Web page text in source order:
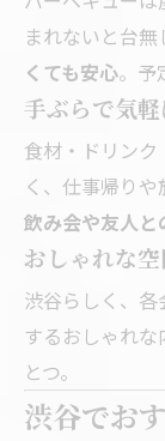
まれないと台無
くても安心。予
手ぶらで気
食材・ドリン
く、仕事帰りや
飲み会や友人
おしゃれな
渋谷らしく、各
するおしゃれ
とつ。
渋谷でお